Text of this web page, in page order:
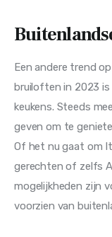
Een andere trend
bruiloften in 2023
keukens. Steeds
geven om te
Of het nu gaat om
gerechten of zelfs
mogelijkheden zijn
voorzien van